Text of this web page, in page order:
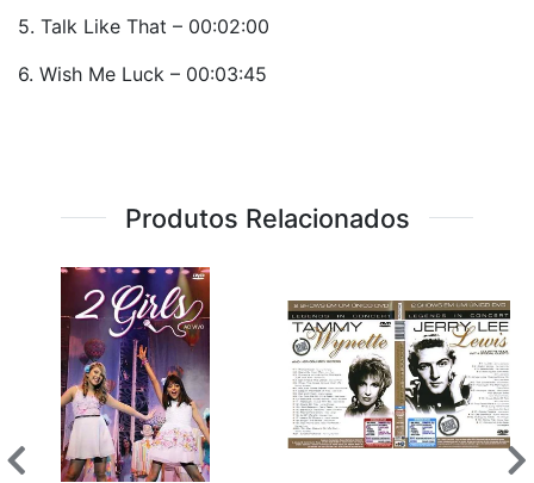
5. Talk Like That – 00:02:00
6. Wish Me Luck – 00:03:45
Produtos Relacionados